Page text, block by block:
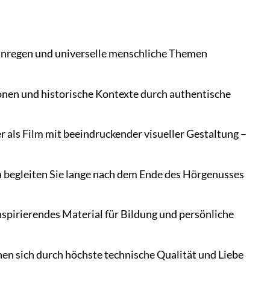
und universelle menschliche Themen
und historische Kontexte durch authentische
als Film mit beeindruckender visueller Gestaltung –
Sie lange nach dem Ende des Hörgenusses
Material für Bildung und persönliche
sich durch höchste technische Qualität und Liebe